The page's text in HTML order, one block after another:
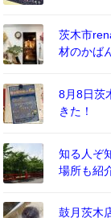
茨木市
材のかば
8月8日茨
きた！
知る人ぞ
場所も紹
鼓月茨木